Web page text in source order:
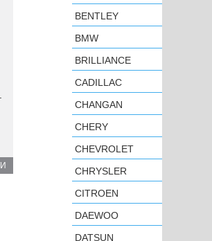
BENTLEY
BMW
BRILLIANCE
CADILLAC
CHANGAN
CHERY
CHEVROLET
CHRYSLER
CITROEN
DAEWOO
DATSUN